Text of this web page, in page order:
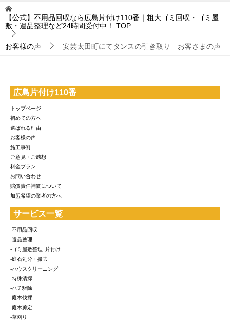
【公式】不用品回収なら広島片付け110番｜粗大ゴミ回収・ゴミ屋
敷・遺品整理など24時間受付中！
TOP
お客様の声 安芸太田町にてタンスの引き取り お客さまの声
広島片付け110番
トップページ
初めての方へ
選ばれる理由
お客様の声
施工事例
ご意見・ご感想
料金プラン
お問い合わせ
賠償責任補償について
加盟希望の業者の方へ
サービス一覧
-不用品回収
-遺品整理
-ゴミ屋敷整理･片付け
-庭石処分・撤去
-ハウスクリーニング
-特殊清掃
-ハチ駆除
-庭木伐採
-庭木剪定
-草刈り